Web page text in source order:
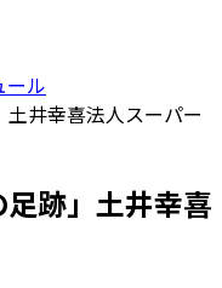
ール
井幸喜法人スーパー
跡」土井幸喜